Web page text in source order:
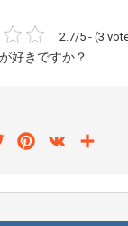
2.7/5 - (3
好きですか？
TwitterPinterest
VK